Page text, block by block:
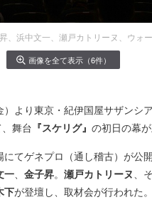
昇、浜中文一、瀬戸カトリーヌ、ウォ
画像を全て表示（6件）
より東京・紀伊国屋サザンシ
舞台 『スケリグ』 の初日の幕が
てゲネプロ（通し稽古）が公
一、 金子昇。 瀬戸カトリーヌ、
下が登壇し、取材会が行われた。